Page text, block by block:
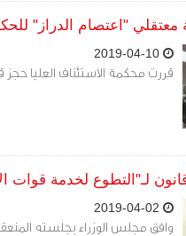
"اعتصام الدراز" للحكم في 25 مايو
قررت محكمة الاستئناف العليا حجز قضية
لـ"التطوع لخدمة قوات